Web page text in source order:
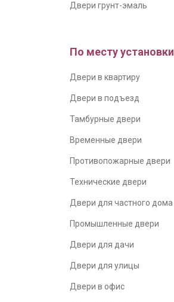
Двери грунт-эмаль
По месту установки
Двери в квартиру
Двери в подъезд
Тамбурные двери
Временные двери
Противопожарные двери
Технические двери
Двери для частного дома
Промышленные двери
Двери для дачи
Двери для улицы
Двери в офис